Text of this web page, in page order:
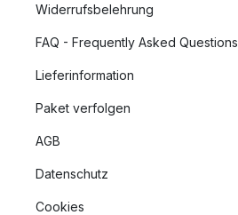
Widerrufsbelehrung
FAQ - Frequently Asked Questions
Lieferinformation
Paket verfolgen
AGB
Datenschutz
Cookies